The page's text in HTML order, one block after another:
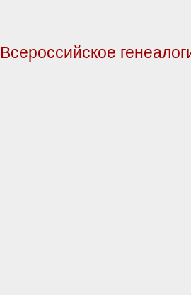
Всероссийское